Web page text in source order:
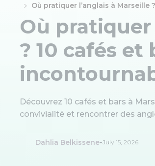
Où pratiquer l’anglais à
Où pratiquer
? 10 cafés et
Découvrez 10 cafés et bars à
convivialité et rencontrer des
Dahlia Belkissene-July 15, 2026